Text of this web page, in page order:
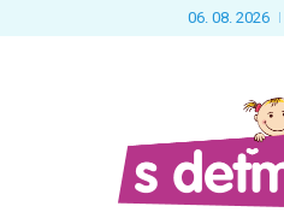
06. 08. 2026